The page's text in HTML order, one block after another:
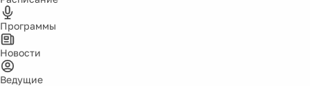
Программы
Новости
Ведущие